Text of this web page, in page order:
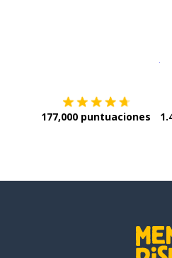
177,000 puntuaciones